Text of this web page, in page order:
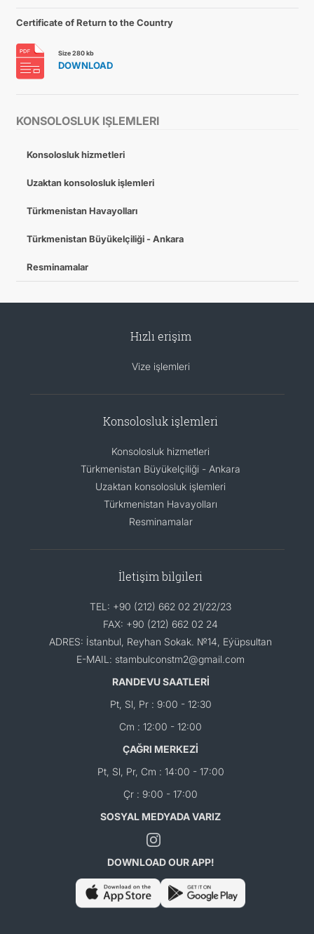
KONSOLOSLUK IŞLEMLERI
Konsolosluk hizmetleri
Uzaktan konsolosluk işlemleri
Türkmenistan Havayolları
Türkmenistan Büyükelçiliği - Ankara
Resminamalar
Certificate of Return to the Country
Size 280 kb
DOWNLOAD
Hızlı erişim
Vize işlemleri
Konsolosluk işlemleri
Konsolosluk hizmetleri
Türkmenistan Büyükelçiliği - Ankara
Uzaktan konsolosluk işlemleri
Türkmenistan Havayolları
Resminamalar
İletişim bilgileri
TEL: +90 (212) 662 02 21/22/23
FAX: +90 (212) 662 02 24
ADRES: İstanbul, Reyhan Sokak. №14, Eýüpsultan
E-MAIL: stambulconstm2@gmail.com
RANDEVU SAATLERİ
Pt, Sl, Pr : 9:00 - 12:30
Cm : 12:00 - 12:00
ÇAĞRI MERKEZİ
Pt, Sl, Pr, Cm : 14:00 - 17:00
Çr : 9:00 - 17:00
SOSYAL MEDYADA VARIZ
DOWNLOAD OUR APP!